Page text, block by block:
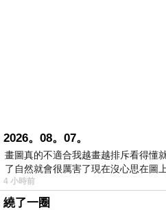
2026。08。07。
畫圖真的不適合我越畫越排斥看得懂
了自然就會很厲害了現在沒心思在
4 小時前
繞了一圈